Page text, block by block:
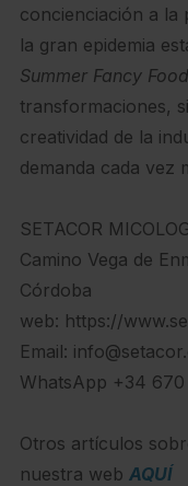
concienciación a la
la gran epidemia
Summer Fancy
transformaciones,
creatividad de la
demanda cada vez
SETACOR
Camino Vega de
Córdoba
web: https://
Email:
WhatsApp +34 670
Otros artículos
nuestra web AQUÍ